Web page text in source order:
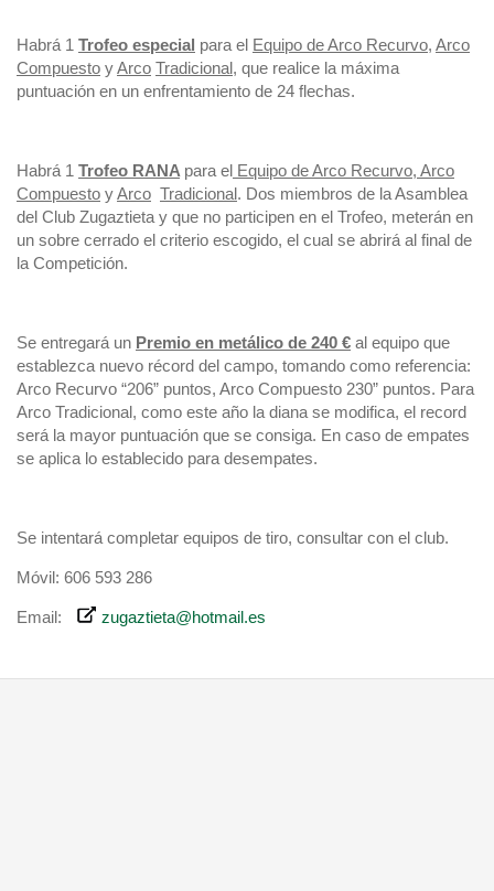
Habrá 1 Trofeo especial para el Equipo de Arco Recurvo, Arco
Compuesto yArco Tradicional, que realice la máxima
puntuación en un enfrentamiento de 24 flechas.
Habrá 1 Trofeo RANA para el Equipo de Arco Recurvo, Arco
Compuesto yArco Tradicional. Dos miembros de la Asamblea
del Club Zugaztieta y que no participen en el Trofeo, meterán en
un sobre cerrado el criterio escogido, el cual se abrirá al final de
la Competición.
Se entregará un Premio en metálico de 240 € al equipo que
establezca nuevo récord del campo, tomando como referencia:
Arco Recurvo “206” puntos, Arco Compuesto 230” puntos. Para
Arco Tradicional, como este año la diana se modifica, el record
será la mayor puntuación que se consiga. En caso de empates
se aplica lo establecido para desempates.
Se intentará completar equipos de tiro, consultar con el club.
Móvil: 606 593 286
Email: zugaztieta@hotmail.es